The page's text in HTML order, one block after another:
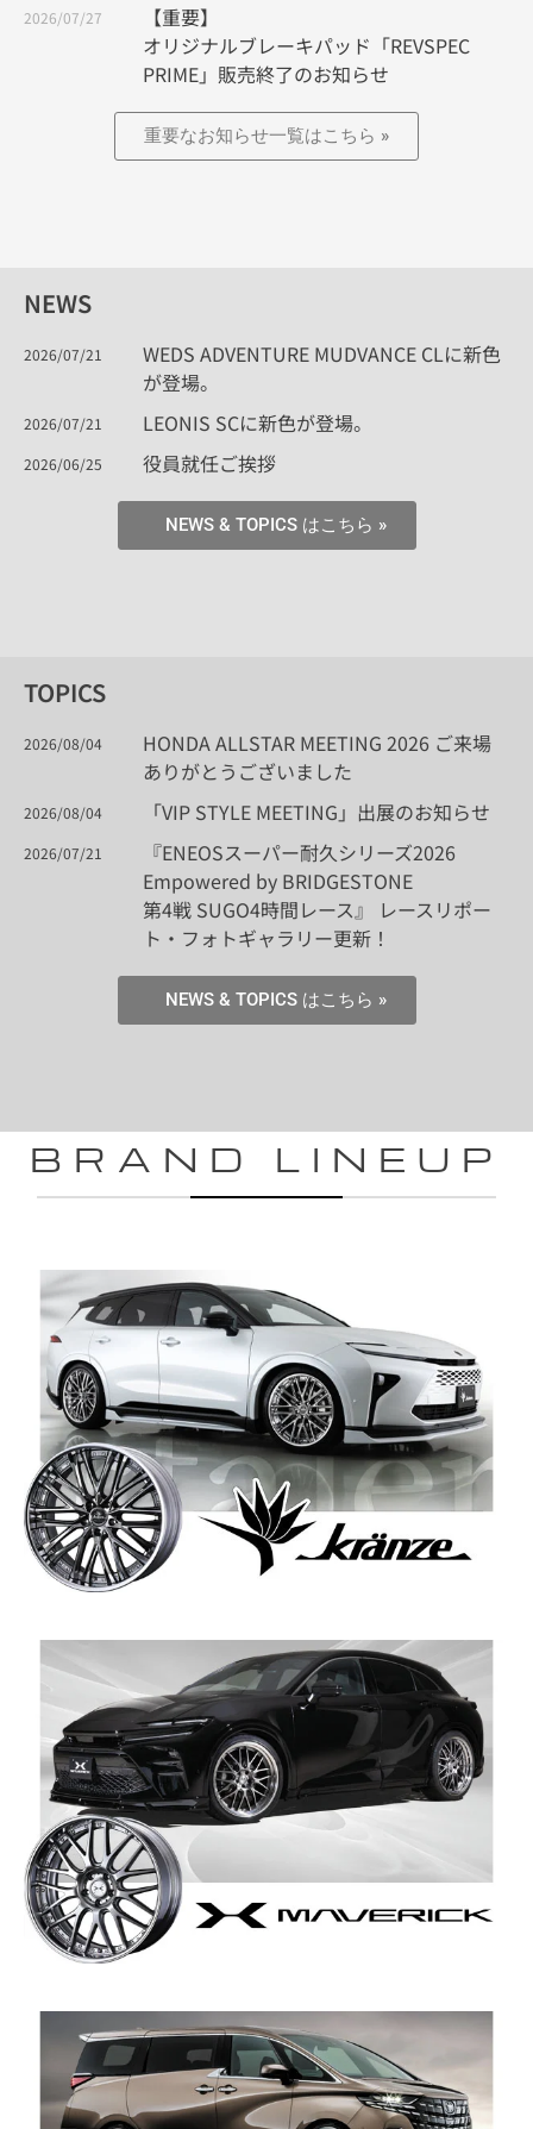
【重要】
オリジナルブレーキパッド「REVSPEC
PRIME」販売終了のお知らせ
2026/07/27
重要なお知らせ一覧はこちら »
NEWS
WEDS ADVENTURE MUDVANCE CLに新色
が登場。
2026/07/21
LEONIS SCに新色が登場。
2026/07/21
役員就任ご挨拶
2026/06/25
NEWS & TOPICS はこちら »
TOPICS
HONDA ALLSTAR MEETING 2026 ご来場
ありがとうございました
2026/08/04
「VIP STYLE MEETING」出展のお知らせ
2026/08/04
『ENEOSスーパー耐久シリーズ2026
Empowered by BRIDGESTONE
第4戦 SUGO4時間レース』 レースリポー
ト・フォトギャラリー更新！
2026/07/21
NEWS & TOPICS はこちら »
BRAND LINEUP